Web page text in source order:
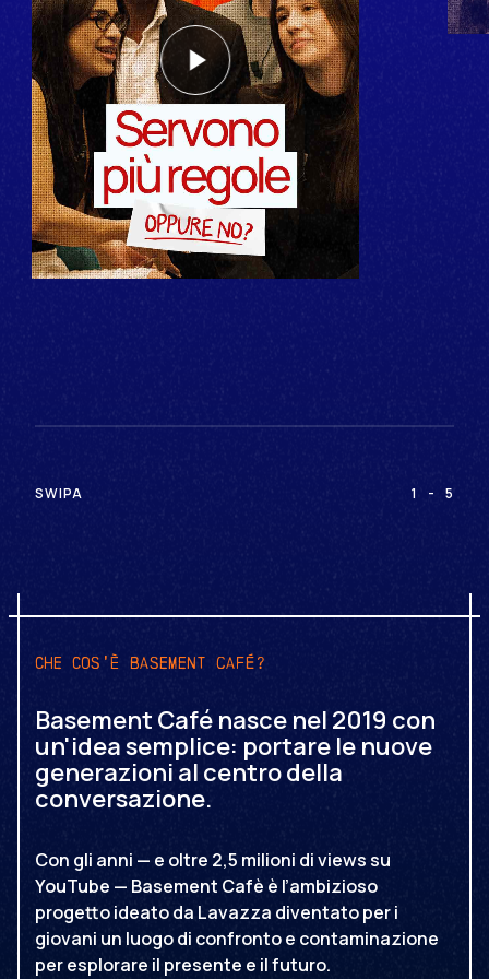
SWIPA 1 - 5
che cos'è Basement Café?
Basement Café nasce nel 2019 con
un'idea semplice: portare le nuove
generazioni al centro della
conversazione.
Con gli anni — e oltre 2,5 milioni di views su
YouTube — Basement Cafè è l’ambizioso
progetto ideato da Lavazza diventato per i
giovani un luogo di confronto e contaminazione
per esplorare il presente e il futuro.